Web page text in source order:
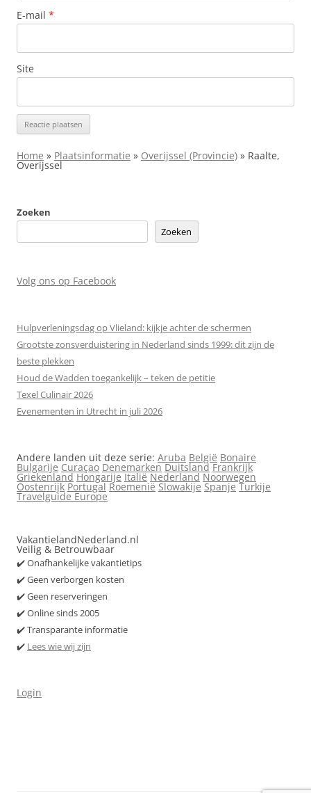
E-mail *
Site
Home » Plaatsinformatie » Overijssel (Provincie) » Raalte,
Overijssel
Zoeken
Zoeken
Volg ons op Facebook
Hulpverleningsdag op Vlieland: kijkje achter de schermen
Grootste zonsverduistering in Nederland sinds 1999: dit zijn de
beste plekken
Houd de Wadden toegankelijk – teken de petitie
Texel Culinair 2026
Evenementen in Utrecht in juli 2026
Andere landen uit deze serie: Aruba België Bonaire
Bulgarije Curaçao Denemarken Duitsland Frankrijk
Griekenland Hongarije Italië Nederland Noorwegen
Oostenrijk Portugal Roemenië Slowakije Spanje Turkije
Travelguide Europe
VakantielandNederland.nl
Veilig & Betrouwbaar
✔️ Onafhankelijke vakantietips
✔️ Geen verborgen kosten
✔️ Geen reserveringen
✔️ Online sinds 2005
✔️ Transparante informatie
✔️ Lees wie wij zijn
Login